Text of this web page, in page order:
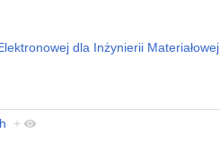
dla Inżynierii Materiałowej
+